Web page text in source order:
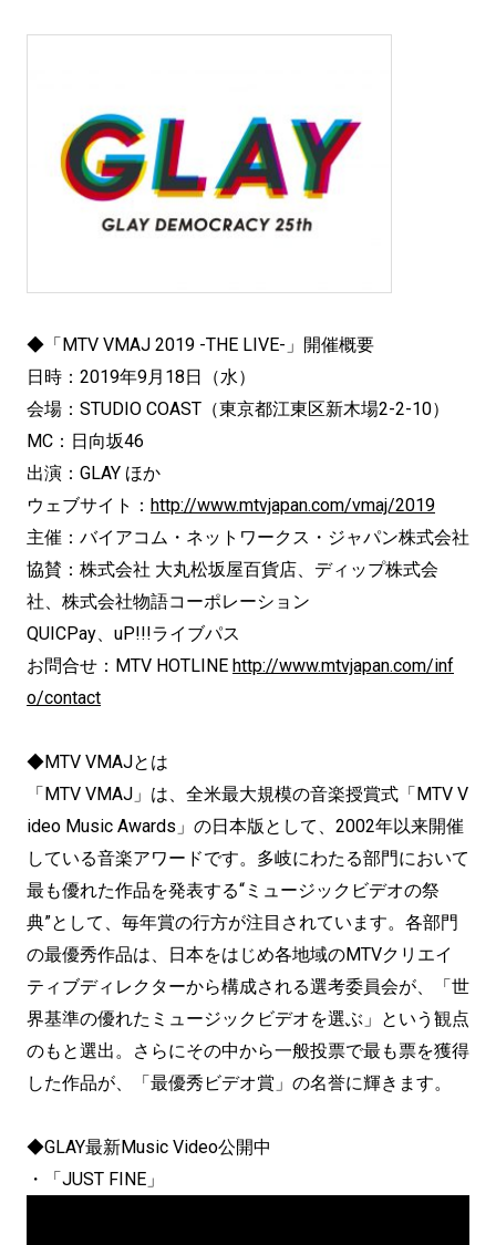
◆「MTV VMAJ 2019 -THE LIVE-」開催概要
日時：2019年9月18日（水）
会場：STUDIO COAST（東京都江東区新木場2-2-10）
MC：日向坂46
出演：GLAY ほか
ウェブサイト： http://www.mtvjapan.com/vmaj/2019
主催：バイアコム・ネットワークス・ジャパン株式会社
協賛：株式会社 大丸松坂屋百貨店、ディップ株式会
社、株式会社物語コーポレーション
QUICPay、uP!!!ライブパス
お問合せ：MTV HOTLINE http://www.mtvjapan.com/inf
o/contact
◆MTV VMAJとは
「MTV VMAJ」は、全米最大規模の音楽授賞式「MTV V
ideo Music Awards」の日本版として、2002年以来開催
している音楽アワードです。多岐にわたる部門において
最も優れた作品を発表する“ミュージックビデオの祭
典”として、毎年賞の行方が注目されています。各部門
の最優秀作品は、日本をはじめ各地域のMTVクリエイ
ティブディレクターから構成される選考委員会が、「世
界基準の優れたミュージックビデオを選ぶ」という観点
のもと選出。さらにその中から一般投票で最も票を獲得
した作品が、「最優秀ビデオ賞」の名誉に輝きます。
◆GLAY最新Music Video公開中
・「JUST FINE」